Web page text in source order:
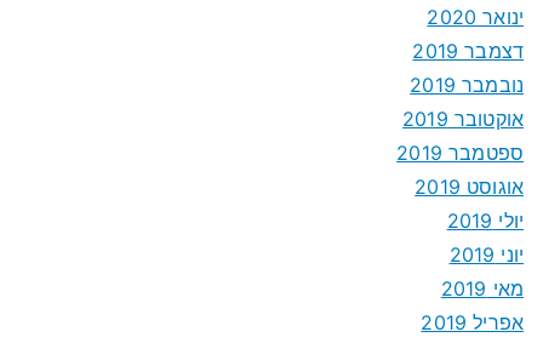
ינואר 2020
דצמבר 2019
נובמבר 2019
אוקטובר 2019
ספטמבר 2019
אוגוסט 2019
יולי 2019
יוני 2019
מאי 2019
אפריל 2019